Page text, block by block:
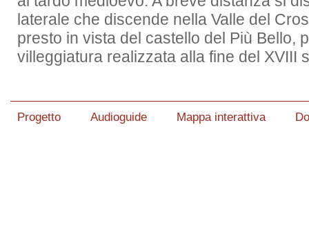
laterale che discende nella Valle del
presto in vista del castello del Più Bello,
villeggiatura realizzata alla fine del XVIII
Progetto Audioguide Mappa interattiva